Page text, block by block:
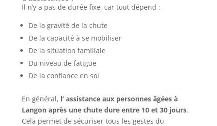
Il n’y a pas de durée fixe, car tout dépend :
De la gravité de la chute
De la capacité à se mobiliser
De la situation familiale
Du niveau de fatigue
De la confiance en soi
En général, l’ assistance aux personnes âgées à
Langon après une chute dure entre 10 et 30 jours.
Cela permet de sécuriser tous les gestes du